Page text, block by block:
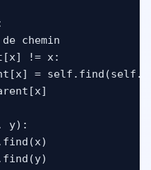
chemin
!= x:
=
y):